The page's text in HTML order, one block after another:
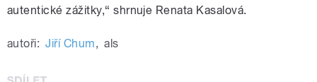
autentické zážitky,“ shrnuje Renata Kasalová.
autoři: Jiří Chum, als